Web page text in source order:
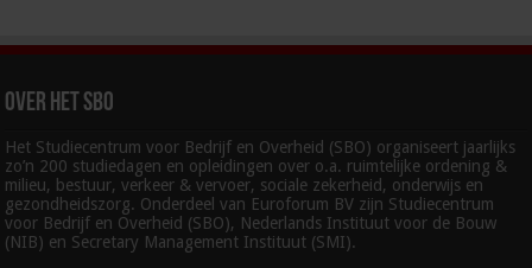
Over het SBO
Het Studiecentrum voor Bedrijf en Overheid (SBO) organiseert jaarlijks
zo’n 200 studiedagen en opleidingen over o.a. ruimtelijke ordening &
milieu, bestuur, verkeer & vervoer, sociale zekerheid, onderwijs en
gezondheidszorg. Onderdeel van Euroforum BV zijn Studiecentrum
voor Bedrijf en Overheid (SBO), Nederlands Instituut voor de Bouw
(NIB) en Secretary Management Instituut (SMI).